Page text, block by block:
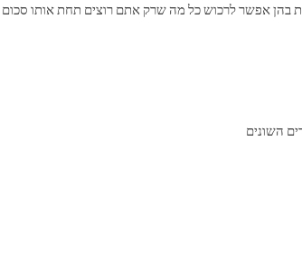
בהן אפשר לרכוש כל מה שרק אתם רוצים תחת אותו
השונים